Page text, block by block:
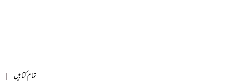
| تمام کتابیں